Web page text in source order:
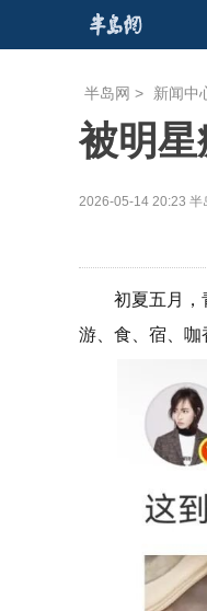
半岛网 > 新闻中
被明
2026-05-14 20:23 半
初夏五月，
游、食、宿、咖